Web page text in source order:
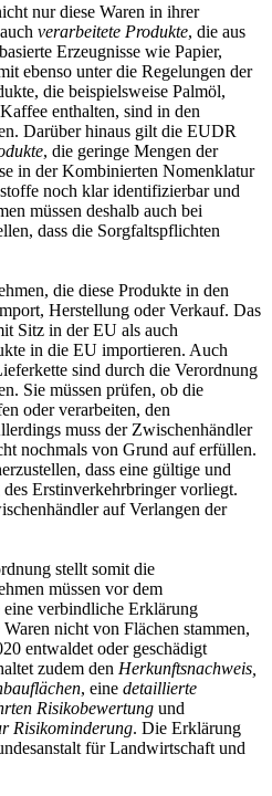
nur diese Waren in ihrer
verarbeitete Produkte, die aus
Erzeugnisse wie Papier,
ebenso unter die Regelungen der
die beispielsweise Palmöl,
enthalten, sind in den
Darüber hinaus gilt die EUDR
, die geringe Mengen der
in der Kombinierten Nomenklatur
noch klar identifizierbar und
müssen deshalb auch bei
dass die Sorgfaltspflichten
die diese Produkte in den
Herstellung oder Verkauf. Das
Sitz in der EU als auch
in die EU importieren. Auch
sind durch die Verordnung
Sie müssen prüfen, ob die
oder verarbeiten, den
muss der Zwischenhändler
nochmals von Grund auf erfüllen.
dass eine gültige und
Erstinverkehrbringer vorliegt.
auf Verlangen der
stellt somit die
müssen vor dem
verbindliche Erklärung
nicht von Flächen stammen,
entwaldet oder geschädigt
zudem den Herkunftsnachweis,
, eine detaillierte
Risikobewertung und
Risikominderung. Die Erklärung
für Landwirtschaft und